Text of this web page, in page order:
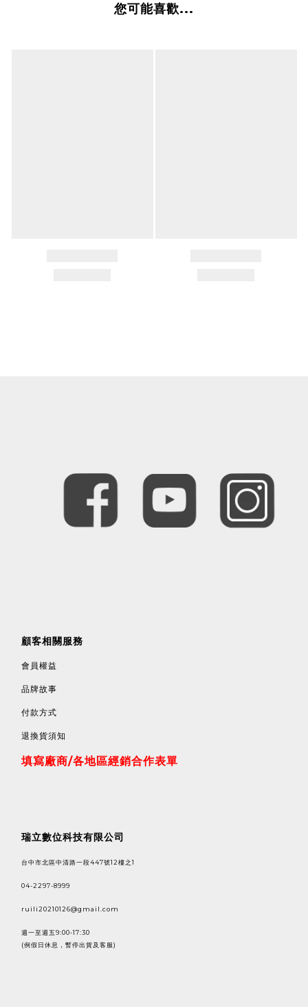
您可能喜歡...
顧客相關服務
會員權益
品牌故事
付款方式
退換貨須知
填寫廠商/各地區經銷合作表單
瑞立數位科技有限公司
台中市北區中清路一段447號12樓之1
04-2297-8999
ruili20210126@gmail.com
週一至週五9:00-17:30
(例假日休息，暫停出貨及客服)